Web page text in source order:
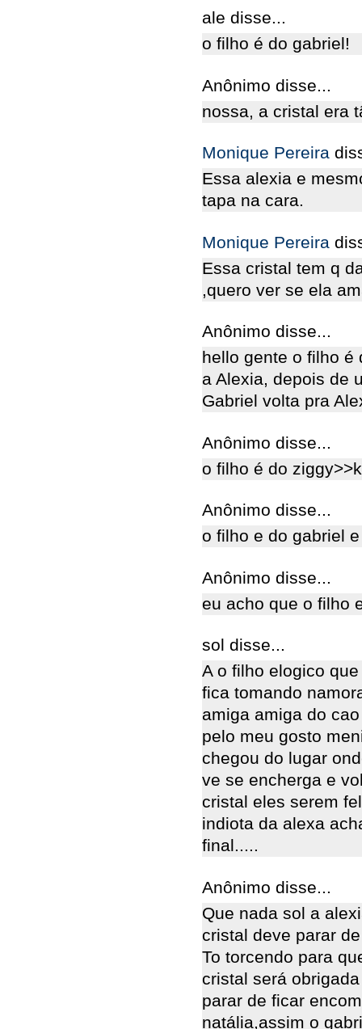
ale disse...
o filho é do gabriel!
Anônimo disse...
nossa, a cristal era
Monique Pereira
Essa alexia e
tapa na cara.
Monique Pereira
Essa cristal tem q
,quero ver se ela
Anônimo disse...
hello gente o filho é
a Alexia, depois de
Gabriel volta pra
Anônimo disse...
o filho é do
Anônimo disse...
o filho e do gabriel
Anônimo disse...
eu acho que o filho
sol disse...
A o filho elogico
fica tomando
amiga amiga do
pelo meu gosto
chegou do lugar
ve se encherga e
cristal eles serem
indiota da alexa
final.....
Anônimo disse...
Que nada sol a
cristal deve parar
To torcendo para
cristal será
parar de ficar
natália,assim o